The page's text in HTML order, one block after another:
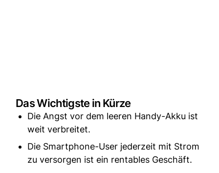
Das Wichtigste in Kürze
Die Angst vor dem leeren Handy-Akku ist
weit verbreitet.
Die Smartphone-User jederzeit mit Strom
zu versorgen ist ein rentables Geschäft.